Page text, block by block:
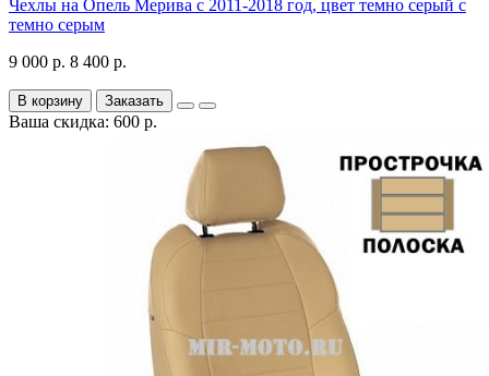
Чехлы на Опель Мерива с 2011-2018 год, цвет темно серый с
темно серым
9 000 р. 8 400 р.
В корзину Заказать
Ваша скидка: 600 р.